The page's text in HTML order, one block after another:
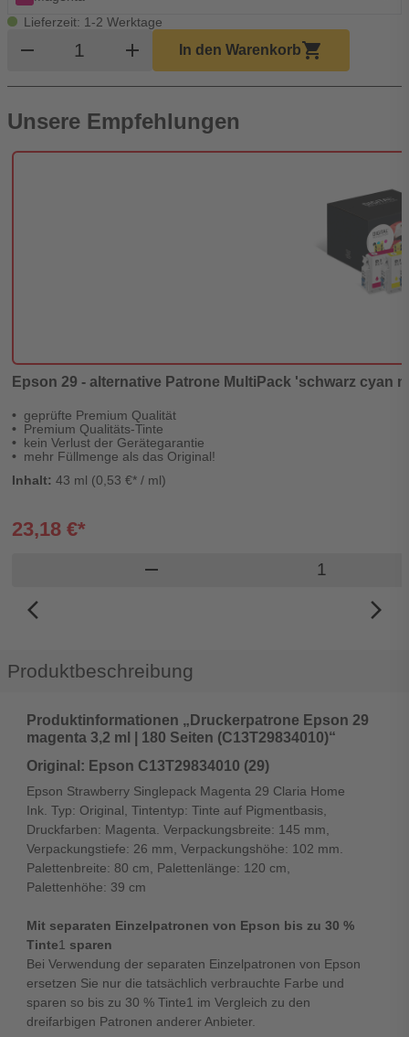
Lieferzeit: 1-2 Werktage
remove Produkt Warenkorb Menge
add In den Warenkorbshopping_cart
Unsere Empfehlungen
Epson 29 - alternative Patrone MultiPack 'schwarz cyan
geprüfte Premium Qualität
Premium Qualitäts-Tinte
kein Verlust der Gerätegarantie
mehr Füllmenge als das Original!
Inhalt: 43 ml (0,53 €* / ml)
23,18 €*
remove Produkt
arrow_back_ios_new arrow_forward_ios
Produktbeschreibung
Produktinformationen „Druckerpatrone Epson 29
magenta 3,2 ml | 180 Seiten (C13T29834010)“
Original: Epson C13T29834010 (29)
Epson Strawberry Singlepack Magenta 29 Claria Home
Ink. Typ: Original, Tintentyp: Tinte auf Pigmentbasis,
Druckfarben: Magenta. Verpackungsbreite: 145 mm,
Verpackungstiefe: 26 mm, Verpackungshöhe: 102 mm.
Palettenbreite: 80 cm, Palettenlänge: 120 cm,
Palettenhöhe: 39 cm
Mit separaten Einzelpatronen von Epson bis zu 30 %
Tinte1 sparen
Bei Verwendung der separaten Einzelpatronen von Epson
ersetzen Sie nur die tatsächlich verbrauchte Farbe und
sparen so bis zu 30 % Tinte1 im Vergleich zu den
dreifarbigen Patronen anderer Anbieter.